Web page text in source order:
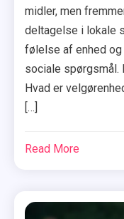
midler, men
deltagelse i lokale
følelse af enhed
sociale spørgsmål.
Hvad er
[…]
Read More